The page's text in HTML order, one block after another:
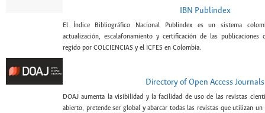
IBN Publindex
El Índice Bibliográfico Nacional Publindex es un sistema
actualización, escalafonamiento y certificación de las publicaciones
regido por COLCIENCIAS y el ICFES en Colombia.
Directory of Open Access Journals
DOAJ aumenta la visibilidad y la facilidad de uso de las revistas
abierto, pretende ser global y abarcar todas las revistas que utilizan